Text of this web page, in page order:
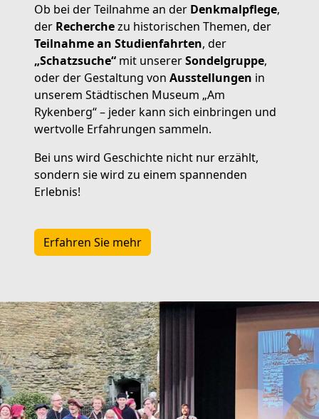
Ob bei der Teilnahme an der Denkmalpflege,
der Recherchezu historischen Themen, der
Teilnahme an Studienfahrten, der
„Schatzsuche“ mit unsererSondelgruppe,
oder der Gestaltung von Ausstellungen in
unserem Städtischen Museum „Am
Rykenberg“ – jeder kann sich einbringen und
wertvolle Erfahrungen sammeln.
Bei uns wird Geschichte nicht nur erzählt,
sondern sie wird zu einem spannenden
Erlebnis!
Erfahren Sie mehr